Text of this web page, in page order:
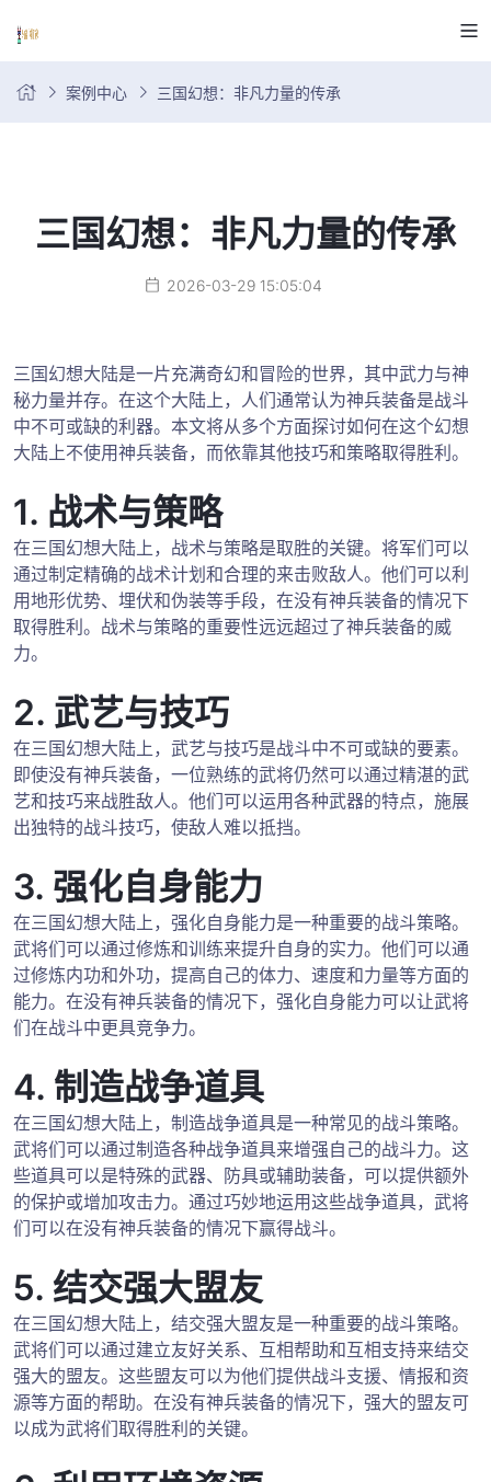
案例中心 三国幻想：非凡力量的传承
三国幻想：非凡力量的传承
2026-03-29 15:05:04
三国幻想大陆是一片充满奇幻和冒险的世界，其中武力与神
秘力量并存。在这个大陆上，人们通常认为神兵装备是战斗
中不可或缺的利器。本文将从多个方面探讨如何在这个幻想
大陆上不使用神兵装备，而依靠其他技巧和策略取得胜利。
1. 战术与策略
在三国幻想大陆上，战术与策略是取胜的关键。将军们可以
通过制定精确的战术计划和合理的来击败敌人。他们可以利
用地形优势、埋伏和伪装等手段，在没有神兵装备的情况下
取得胜利。战术与策略的重要性远远超过了神兵装备的威
力。
2. 武艺与技巧
在三国幻想大陆上，武艺与技巧是战斗中不可或缺的要素。
即使没有神兵装备，一位熟练的武将仍然可以通过精湛的武
艺和技巧来战胜敌人。他们可以运用各种武器的特点，施展
出独特的战斗技巧，使敌人难以抵挡。
3. 强化自身能力
在三国幻想大陆上，强化自身能力是一种重要的战斗策略。
武将们可以通过修炼和训练来提升自身的实力。他们可以通
过修炼内功和外功，提高自己的体力、速度和力量等方面的
能力。在没有神兵装备的情况下，强化自身能力可以让武将
们在战斗中更具竞争力。
4. 制造战争道具
在三国幻想大陆上，制造战争道具是一种常见的战斗策略。
武将们可以通过制造各种战争道具来增强自己的战斗力。这
些道具可以是特殊的武器、防具或辅助装备，可以提供额外
的保护或增加攻击力。通过巧妙地运用这些战争道具，武将
们可以在没有神兵装备的情况下赢得战斗。
5. 结交强大盟友
在三国幻想大陆上，结交强大盟友是一种重要的战斗策略。
武将们可以通过建立友好关系、互相帮助和互相支持来结交
强大的盟友。这些盟友可以为他们提供战斗支援、情报和资
源等方面的帮助。在没有神兵装备的情况下，强大的盟友可
以成为武将们取得胜利的关键。